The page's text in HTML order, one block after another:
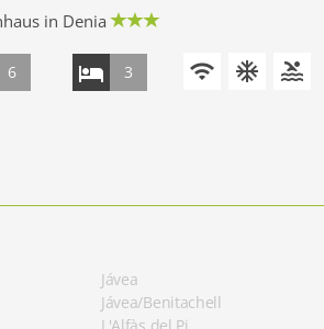
in Denia
6 3
Jávea
Jávea/Benitachell